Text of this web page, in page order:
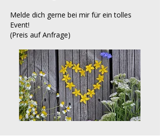
Melde dich gerne bei mir für ein tolles
Event!
(Preis auf Anfrage)